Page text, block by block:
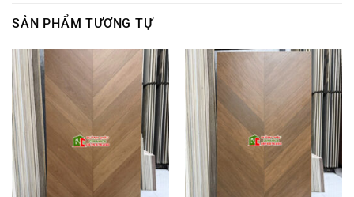
SẢN PHẨM TƯƠNG TỰ